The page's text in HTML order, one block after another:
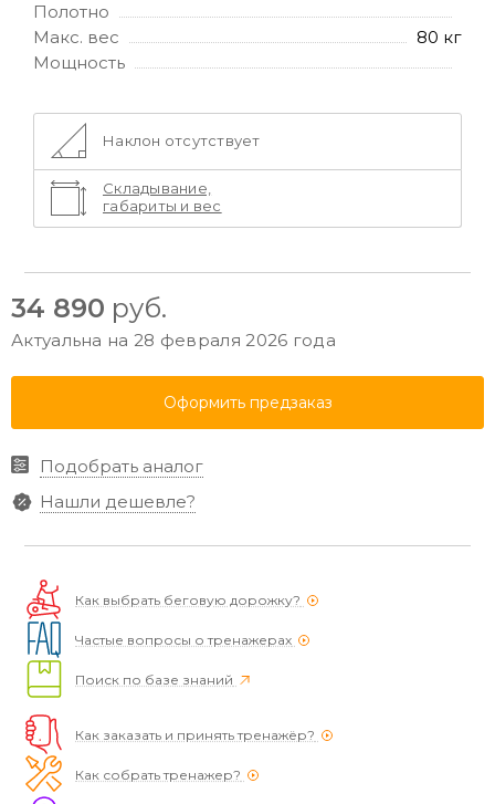
Полотно
Макс. вес
80 кг
Мощность
Наклон отсутствует
Складывание,
габариты и вес
34 890 руб.
Актуальна на 28 февраля 2026 года
Оформить предзаказ
Подобрать аналог
Нашли дешевле?
Как выбрать беговую дорожку?
Частые вопросы о тренажерах
Поиск по базе знаний
Как заказать и принять тренажёр?
Как собрать тренажер?